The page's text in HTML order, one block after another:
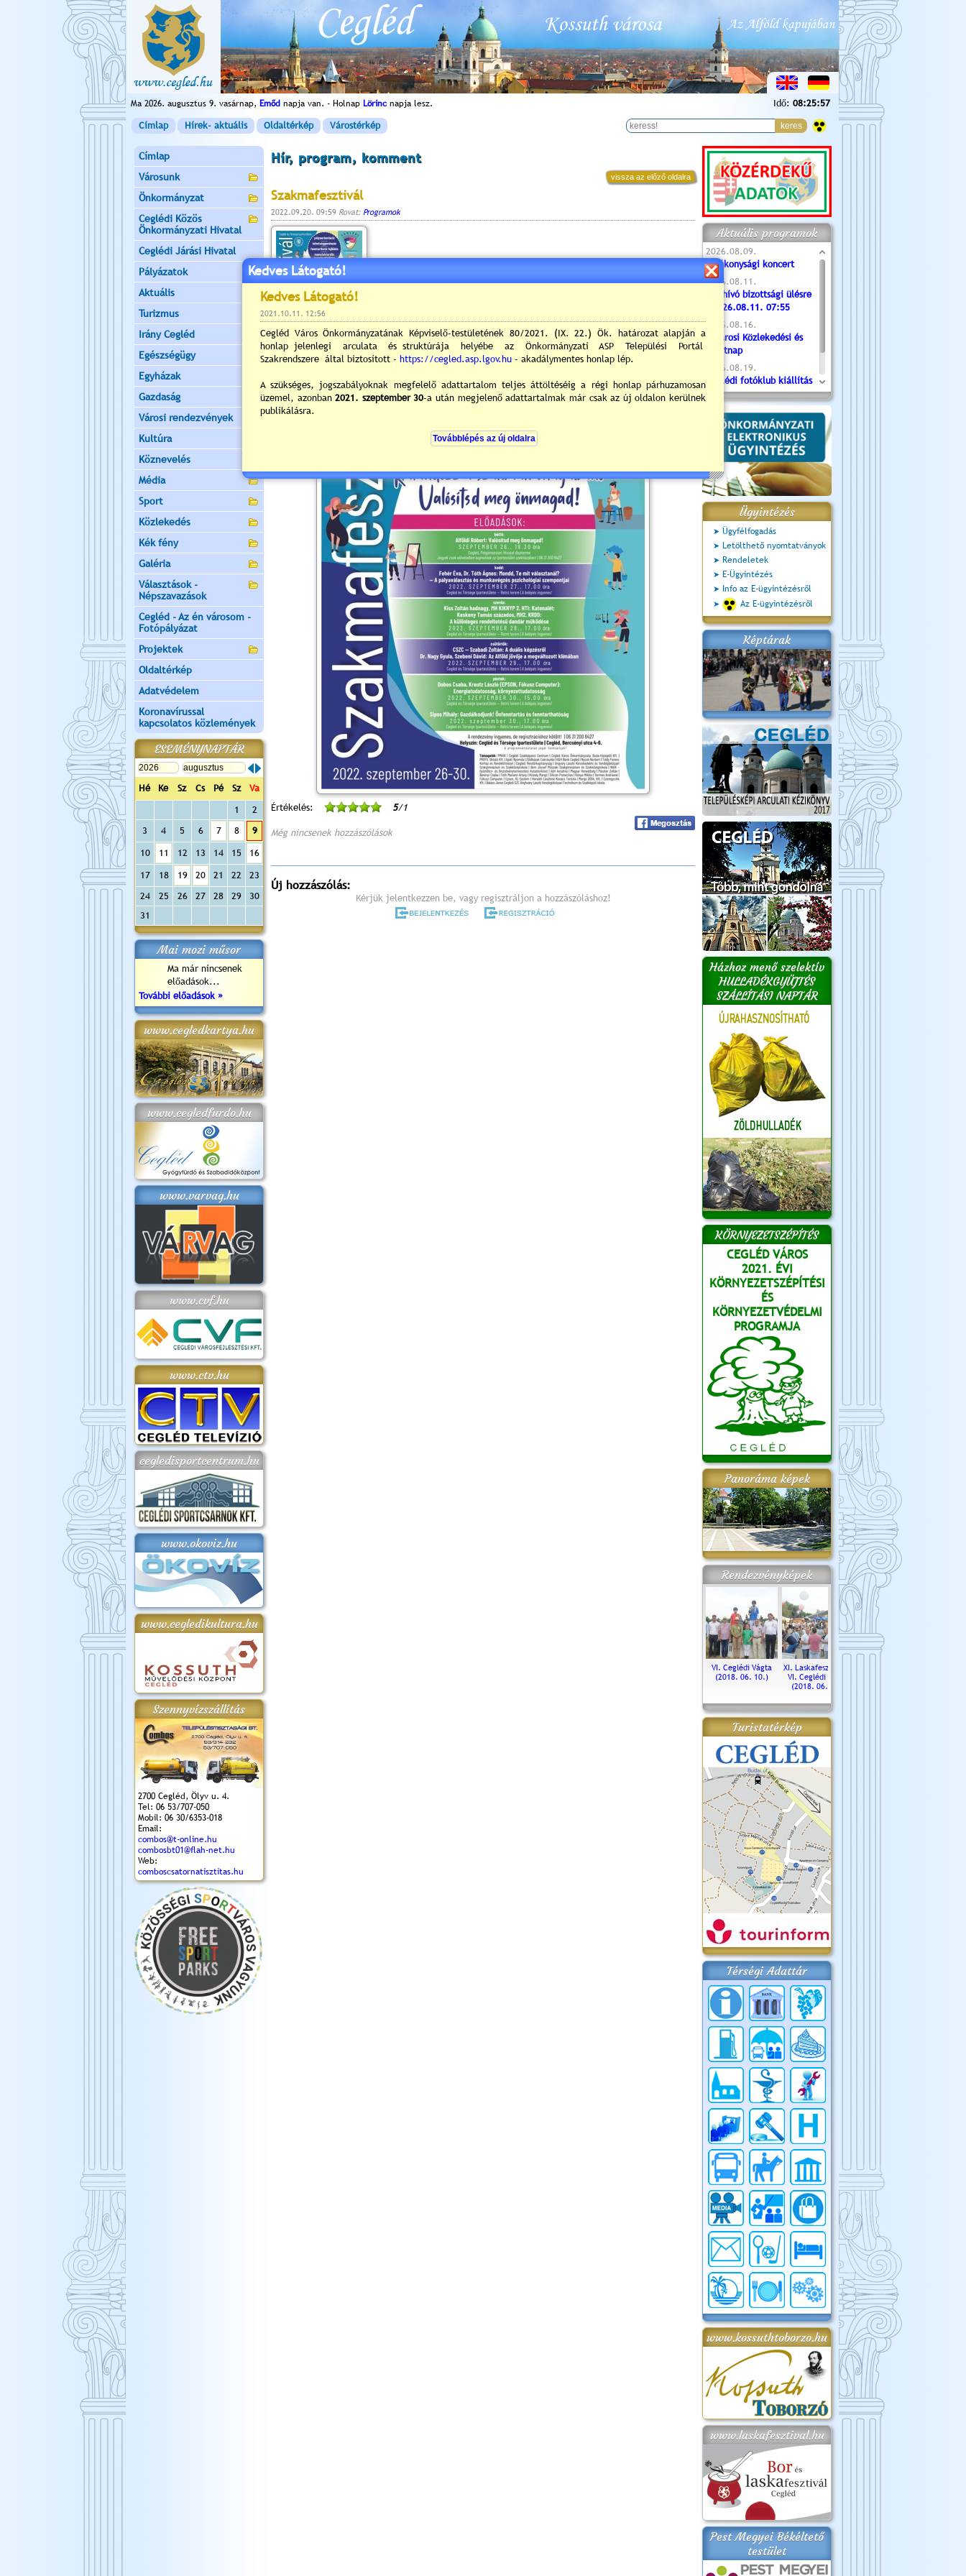
Ma 2026. augusztus 9. vasárnap, Emőd napja van. - Holnap Lörinc napja lesz. Idő: 08:25:58
Címlap Hírek- aktuális Oldaltérkép Várostérkép
Címlap
Városunk
Önkormányzat
Ceglédi Közös
Önkormányzati Hivatal
Ceglédi Járási Hivatal
Pályázatok
Aktuális
Turizmus
Irány Cegléd
Egészségügy
Egyházak
Gazdaság
Városi rendezvények
Kultúra
Köznevelés
Média
Sport
Közlekedés
Kék fény
Galéria
Választások -
Népszavazások
Cegléd - Az én városom -
Fotópályázat
Projektek
Oldaltérkép
Adatvédelem
Koronavírussal
kapcsolatos közlemények
ESEMÉNYNAPTÁR
Hé Ke Sz Cs Pé Sz
Va
1
2
3
4 5 6 7 8 9
10 11 12 13 14 15 16
17 18 19 20 21 22
23
24
25 26 27 28 29
30
31
Mai mozi műsor
Ma már nincsenek
előadások...
További előadások »
www.cegledkartya.hu
www.cegledfurdo.hu
www.varvag.hu
www.cvf.hu
www.ctv.hu
cegledisportcentrum.hu
www.okoviz.hu
www.cegledikultura.hu
Szennyvízszállítás
2700 Cegléd, Ölyv u. 4.
Tel: 06 53/707-050
Mobil: 06 30/6353-018
Email:
combos@t-online.hu
combosbt01@flah-net.hu
Web:
comboscsatornatisztitas.hu
Hír, program, komment
vissza az előző oldalra
Szakmafesztivál
2022.09.20. 09:59 Rovat: Programok
Értékelés: 5/1
Még nincsenek hozzászólások
Új hozzászólás:
Kérjük jelentkezzen be, vagy regisztráljon a hozzászóláshoz!
Aktuális programok
2026.08.09.
Jótékonysági koncert
2026.08.11.
Meghívó bizottsági ülésre
- 2026.08.11. 07:55
2026.08.16.
Újvárosi Közlekedési és
Sportnap
2026.08.19.
Ceglédi fotóklub kiállítás
2026.08.20.
Szent István Ünnepe
Ügyintézés
Ügyfélfogadás
Letölthető nyomtatványok
Rendeletek
E-Ügyintézés
Info az E-ügyintézésről
Az E-ügyintézésről
Képtárak
Házhoz menő szelektív
HULLADÉKGYŰJTÉS
SZÁLLÍTÁSI NAPTÁR
KÖRNYEZETSZÉPÍTÉS
CEGLÉD VÁROS
2021. ÉVI
KÖRNYEZETSZÉPÍTÉSI
ÉS
KÖRNYEZETVÉDELMI
PROGRAMJA
Panoráma képek
Rendezvényképek
VI. Ceglédi Vágta
(2018. 06. 10.)
XI. Laskafesztivál és
VI. Ceglédi Vágta
(2018. 06. 10.)
Városnapok 2018.
Kossuth Toborzó
Ünnepély
Szent István Ünnepe
(2017. 08. 20.)
Turistatérkép
Térségi Adattár
www.kossuthtoborzo.hu
www.laskafesztival.hu
Pest Megyei Békéltető
testület
Kedves Látogató!